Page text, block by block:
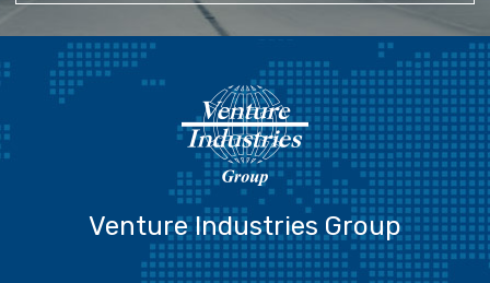
Venture Industries Group